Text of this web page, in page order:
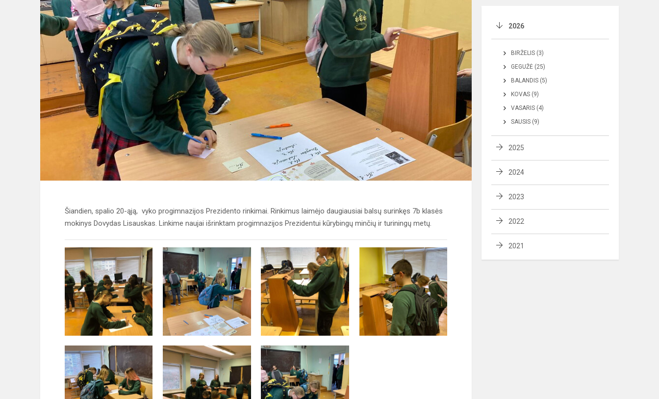
Šiandien, spalio 20-ąją, vyko progimnazijos Prezidento rinkimai. Rinkimus laimėjo daugiausiai balsų surinkęs 7b klasės
mokinys Dovydas Lisauskas. Linkime naujai išrinktam progimnazijos Prezidentui kūrybingų minčių ir turiningų metų.
2026
BIRŽELIS (3)
GEGUŽĖ (25)
BALANDIS (5)
KOVAS (9)
VASARIS (4)
SAUSIS (9)
2025
2024
2023
2022
2021